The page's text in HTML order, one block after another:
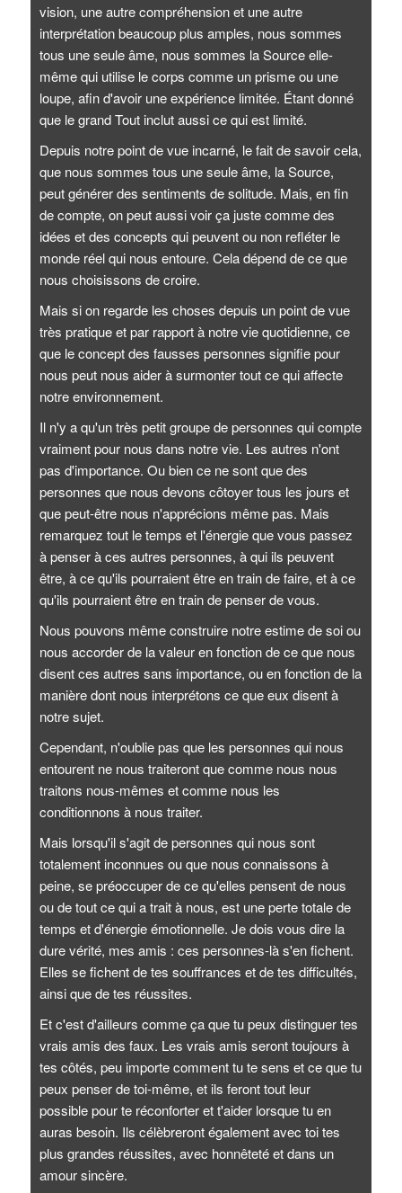
vision, une autre compréhension et une autre
interprétation beaucoup plus amples, nous sommes
tous une seule âme, nous sommes la Source elle-
même qui utilise le corps comme un prisme ou une
loupe, afin d'avoir une expérience limitée. Étant donné
que le grand Tout inclut aussi ce qui est limité.
Depuis notre point de vue incarné, le fait de savoir cela,
que nous sommes tous une seule âme, la Source,
peut générer des sentiments de solitude. Mais, en fin
de compte, on peut aussi voir ça juste comme des
idées et des concepts qui peuvent ou non refléter le
monde réel qui nous entoure. Cela dépend de ce que
nous choisissons de croire.
Mais si on regarde les choses depuis un point de vue
très pratique et par rapport à notre vie quotidienne, ce
que le concept des fausses personnes signifie pour
nous peut nous aider à surmonter tout ce qui affecte
notre environnement.
Il n'y a qu'un très petit groupe de personnes qui compte
vraiment pour nous dans notre vie. Les autres n'ont
pas d'importance. Ou bien ce ne sont que des
personnes que nous devons côtoyer tous les jours et
que peut-être nous n'apprécions même pas. Mais
remarquez tout le temps et l'énergie que vous passez
à penser à ces autres personnes, à qui ils peuvent
être, à ce qu'ils pourraient être en train de faire, et à ce
qu'ils pourraient être en train de penser de vous.
Nous pouvons même construire notre estime de soi ou
nous accorder de la valeur en fonction de ce que nous
disent ces autres sans importance, ou en fonction de la
manière dont nous interprétons ce que eux disent à
notre sujet.
Cependant, n'oublie pas que les personnes qui nous
entourent ne nous traiteront que comme nous nous
traitons nous-mêmes et comme nous les
conditionnons à nous traiter.
Mais lorsqu'il s'agit de personnes qui nous sont
totalement inconnues ou que nous connaissons à
peine, se préoccuper de ce qu'elles pensent de nous
ou de tout ce qui a trait à nous, est une perte totale de
temps et d'énergie émotionnelle. Je dois vous dire la
dure vérité, mes amis : ces personnes-là s'en fichent.
Elles se fichent de tes souffrances et de tes difficultés,
ainsi que de tes réussites.
Et c'est d'ailleurs comme ça que tu peux distinguer tes
vrais amis des faux. Les vrais amis seront toujours à
tes côtés, peu importe comment tu te sens et ce que tu
peux penser de toi-même, et ils feront tout leur
possible pour te réconforter et t'aider lorsque tu en
auras besoin. Ils célèbreront également avec toi tes
plus grandes réussites, avec honnêteté et dans un
amour sincère.